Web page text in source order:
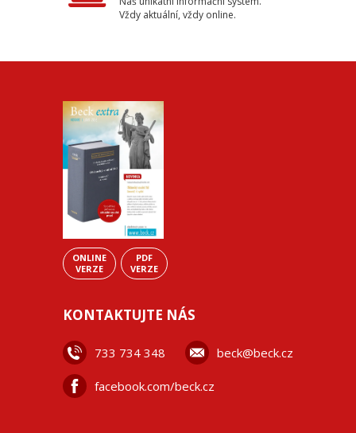
Vždy aktuální, vždy online.
ONLINE
VERZE
PDF
VERZE
KONTAKTUJTE NÁS
733 734 348 beck@beck.cz
facebook.com/beck.cz